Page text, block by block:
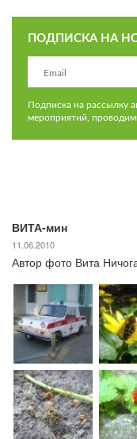
ПОДПИСКА НА
Подписка на рассылку
мероприятий,
ВИТА-мин
11.06.2010
Автор фото Вита